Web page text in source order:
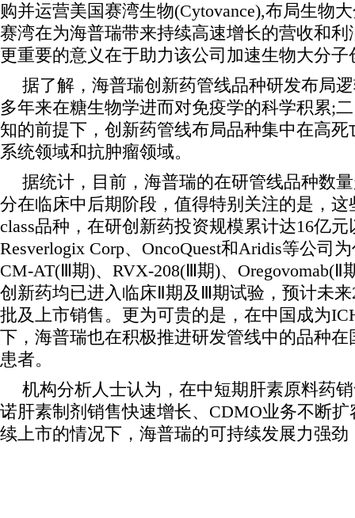
购并运营美国赛湾生物(Cytovance),布局生物
赛湾在为海普瑞带来持续高速增长的营收和
更重要的意义在于助力该公司加速生物大分
据了解，海普瑞创新药管线品种研发布局
多年来在糖生物学进而对免疫学的科学积累;
知的前提下，创新药管线布局品种集中在高
系统领域和抗肿瘤领域。
据统计，目前，海普瑞的在研管线品种数
分在临床中后期阶段，值得特别关注的是，这
class品种，在研创新药投资规模累计达16亿元
Resverlogix Corp、OncoQuest和Aridis等公司
CM-AT(Ⅲ期)、RVX-208(Ⅲ期)、Oregovomab(Ⅱ
创新药均已进入临床Ⅱ期及Ⅲ期试验，预计未
批及上市销售。更为可贵的是，在中国成为
下，海普瑞也在积极推进研发管线中的品种
患者。
机构分析人士认为，在中短期肝素原料药
诺肝素制剂销售快速增长、CDMO业务不断
续上市的情况下，海普瑞的可持续发展力强